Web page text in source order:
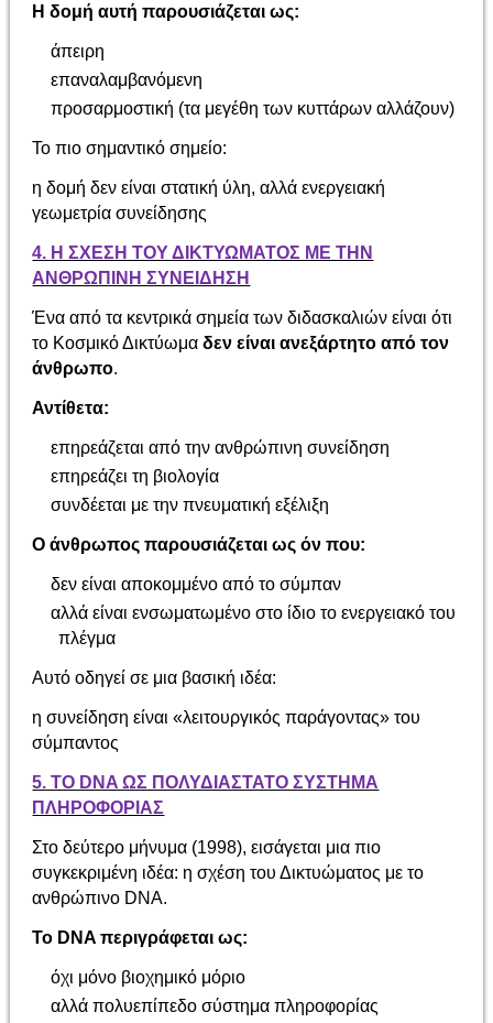
Η δομή αυτή παρουσιάζεται ως:
άπειρη
επαναλαμβανόμενη
προσαρμοστική (τα μεγέθη των κυττάρων αλλάζουν)
Το πιο σημαντικό σημείο:
η δομή δεν είναι στατική ύλη, αλλά ενεργειακή
γεωμετρία συνείδησης
4. Η ΣΧΕΣΗ ΤΟΥ ΔΙΚΤΥΩΜΑΤΟΣ ΜΕ ΤΗΝ
ΑΝΘΡΩΠΙΝΗ ΣΥΝΕΙΔΗΣΗ
Ένα από τα κεντρικά σημεία των διδασκαλιών είναι ότι
το Κοσμικό Δικτύωμαδεν είναι ανεξάρτητο από τον
άνθρωπο.
Αντίθετα:
επηρεάζεται από την ανθρώπινη συνείδηση
επηρεάζει τη βιολογία
συνδέεται με την πνευματική εξέλιξη
Ο άνθρωπος παρουσιάζεται ως όν που:
δεν είναι αποκομμένο από το σύμπαν
αλλά είναι ενσωματωμένο στο ίδιο το ενεργειακό του
πλέγμα
Αυτό οδηγεί σε μια βασική ιδέα:
η συνείδηση είναι «λειτουργικός παράγοντας» του
σύμπαντος
5. ΤΟ DNA ΩΣ ΠΟΛΥΔΙΑΣΤΑΤΟ ΣΥΣΤΗΜΑ
ΠΛΗΡΟΦΟΡΙΑΣ
Στο δεύτερο μήνυμα (1998), εισάγεται μια πιο
συγκεκριμένη ιδέα: η σχέση του Δικτυώματος με το
ανθρώπινο DNA.
Το DNA περιγράφεται ως:
όχι μόνο βιοχημικό μόριο
αλλά πολυεπίπεδο σύστημα πληροφορίας